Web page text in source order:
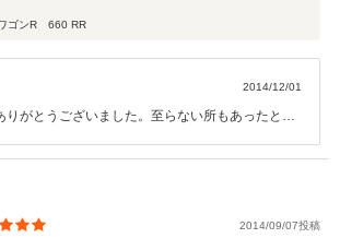
ゴンR 660 RR
2014/12/01
りがとうございました。至らない所もあったとは
2014/09/07投稿